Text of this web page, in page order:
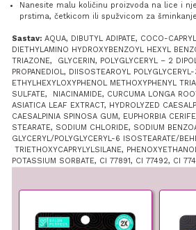
Nanesite malu količinu proizvoda na lice i
prstima, četkicom ili spužvicom za
Sastav:AQUA, DIBUTYL ADIPATE, COCO-
DIETHYLAMINO HYDROXYBENZOYL HEXYL
TRIAZONE, GLYCERIN, POLYGLYCERYL – 2
PROPANEDIOL, DIISOSTEAROYL
ETHYLHEXYLOXYPHENOL METHOXYPHENYL
SULFATE, NIACINAMIDE, CURCUMA LONGA
ASIATICA LEAF EXTRACT, HYDROLYZED
CAESALPINIA SPINOSA GUM, EUPHORBIA
STEARATE, SODIUM CHLORIDE, SODIUM
GLYCERYL/POLYGLYCERYL-6 ISOSTEARATE/
TRIETHOXYCAPRYLYLSILANE,
POTASSIUM SORBATE, CI 77891, CI 77492, CI